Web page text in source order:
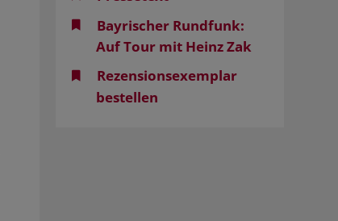
Bayrischer Rundfunk:
Auf Tour mit Heinz Zak
Rezensionsexemplar
bestellen